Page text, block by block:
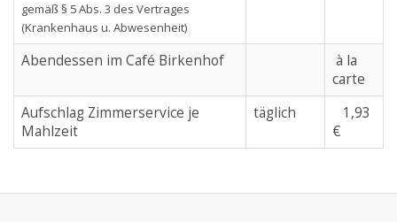
gemäß § 5 Abs. 3 des Vertrages
(Krankenhaus u. Abwesenheit)
Abendessen im Café Birkenhof
à la
carte
Aufschlag Zimmerservice je
Mahlzeit
täglich
1,93
€